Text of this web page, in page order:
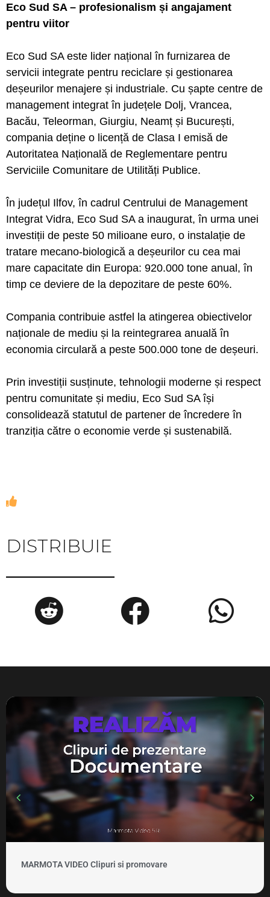
Eco Sud SA – profesionalism și angajament
pentru viitor
Eco Sud SA este lider național în furnizarea de
servicii integrate pentru reciclare și gestionarea
deșeurilor menajere și industriale. Cu șapte centre de
management integrat în județele Dolj, Vrancea,
Bacău, Teleorman, Giurgiu, Neamț și București,
compania deține o licență de Clasa I emisă de
Autoritatea Națională de Reglementare pentru
Serviciile Comunitare de Utilități Publice.
În județul Ilfov, în cadrul Centrului de Management
Integrat Vidra, Eco Sud SA a inaugurat, în urma unei
investiții de peste 50 milioane euro, o instalație de
tratare mecano-biologică a deșeurilor cu cea mai
mare capacitate din Europa: 920.000 tone anual, în
timp ce deviere de la depozitare de peste 60%.
Compania contribuie astfel la atingerea obiectivelor
naționale de mediu și la reintegrarea anuală în
economia circulară a peste 500.000 tone de deșeuri.
Prin investiții susținute, tehnologii moderne și respect
pentru comunitate și mediu, Eco Sud SA își
consolidează statutul de partener de încredere în
tranziția către o economie verde și sustenabilă.
DISTRIBUIE
MARMOTA VIDEO Clipuri si promovare